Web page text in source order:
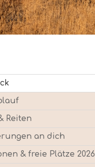
Reiten
an dich
& freie Plätze 2026